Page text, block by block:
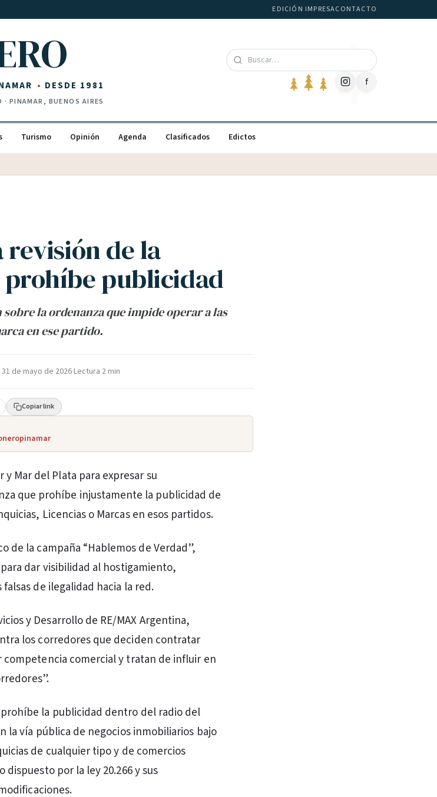
EDICIÓN IMPRESACONTACTO
DESDE 1981
· PINAMAR, BUENOS AIRES
f
Turismo Opinión Agenda Clasificados Edictos
revisión de la
prohíbe publicidad
la ordenanza que impide operar a las
en ese partido.
31 de mayo de 2026·Lectura 2 min
Copiar link
y Mar del Plata para expresar su
que prohíbe injustamente la publicidad de
Licencias o Marcas en esos partidos.
de la campaña “Hablemos de Verdad”,
dar visibilidad al hostigamiento,
de ilegalidad hacia la red.
y Desarrollo de RE/MAX Argentina,
los corredores que deciden contratar
comercial y tratan de influir en
la publicidad dentro del radio del
la vía pública de negocios inmobiliarios bajo
de cualquier tipo y de comercios
por la ley 20.266 y sus